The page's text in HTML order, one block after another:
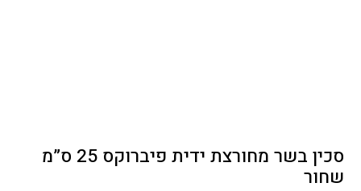
סכין בשר מחורצת ידית פיברוקס 25 ס”מ
שחור